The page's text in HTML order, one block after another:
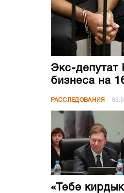
Экс-депутат
бизнеса на
РАССЛЕДОВАНИЯ
«Тебе